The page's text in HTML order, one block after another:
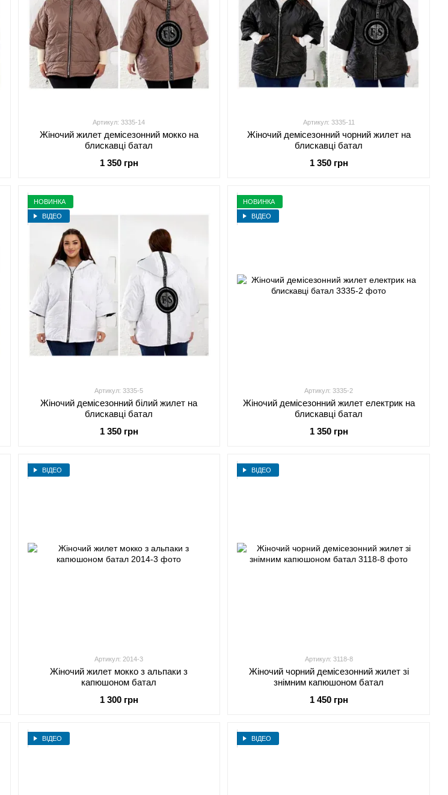
Артикул: 3335-14
Жіночий жилет демісезонний мокко на
блискавці батал
1 350 грн
Артикул: 3335-11
Жіночий демісезонний чорний жилет на
блискавці батал
1 350 грн
НОВИНКА
ВІДЕО
Артикул: 3335-5
Жіночий демісезонний білий жилет на
блискавці батал
1 350 грн
НОВИНКА
ВІДЕО
Артикул: 3335-2
Жіночий демісезонний жилет електрик на
блискавці батал
1 350 грн
ВІДЕО
Артикул: 2014-3
Жіночий жилет мокко з альпаки з
капюшоном батал
1 300 грн
ВІДЕО
Артикул: 3118-8
Жіночий чорний демісезонний жилет зі
знімним капюшоном батал
1 450 грн
ВІДЕО ВІДЕО